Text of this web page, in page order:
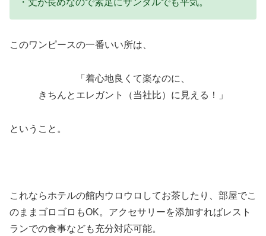
・丈が長めなので素足にサンダルでも平気。
このワンピースの一番いい所は、
「着心地良くて楽なのに、
きちんとエレガント（当社比）に見える！」
ということ。
これならホテルの館内ウロウロしてお茶したり、部屋でこ
のままゴロゴロもOK。アクセサリーを添加すればレスト
ランでの食事なども充分対応可能。